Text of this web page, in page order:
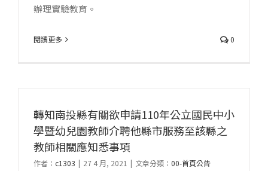
辦理實驗教育。
閱讀更多 0
轉知南投縣有關欲申請110年公立國民中小
學暨幼兒園教師介聘他縣市服務至該縣之
教師相關應知悉事項
作者： c1303 | 27 4 月, 2021 | 文章分類： 00-首頁公告